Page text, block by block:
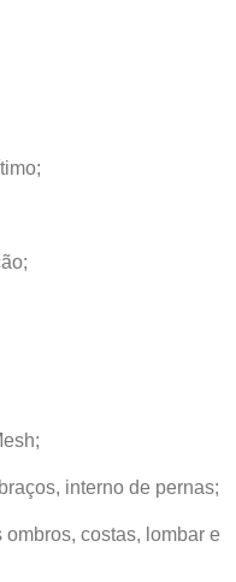
interno de pernas;
costas, lombar e